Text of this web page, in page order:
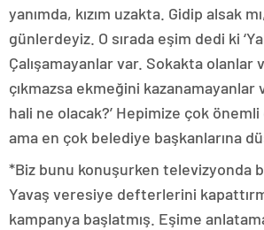
yanımda, kızım uzakta. Gidip alsak
günlerdeyiz. O sırada eşim dedi ki
Çalışamayanlar var. Sokakta olanlar
çıkmazsa ekmeğini kazanamayanlar
hali ne olacak?’ Hepimize çok
ama en çok belediye başkanlarına
*Biz bunu konuşurken televizyonda
Yavaş veresiye defterlerini
kampanya başlatmış. Eşime